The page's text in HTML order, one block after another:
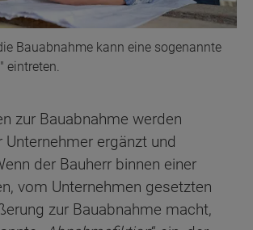
Bauabnahme kann eine sogenannte
eintreten.
zur Bauabnahme werden
Unternehmer ergänzt und
der Bauherr binnen einer
vom Unternehmen gesetzten
zur Bauabnahme macht,